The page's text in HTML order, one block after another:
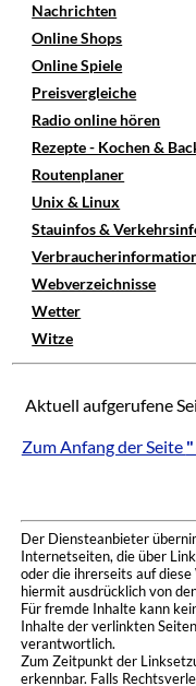
Nachrichten
Online Shops
Online Spiele
Preisvergleiche
Radio online hören
Rezepte - Kochen &
Routenplaner
Unix & Linux
Stauinfos &
Webverzeichnisse
Wetter
Witze
Aktuell aufgerufene
Zum Anfang der Seite
Der Diensteanbieter
Internetseiten, die über
oder die ihrerseits auf
hiermit ausdrücklich von
Für fremde Inhalte kann
Inhalte der verlinkten
verantwortlich.
Zum Zeitpunkt der
erkennbar. Falls